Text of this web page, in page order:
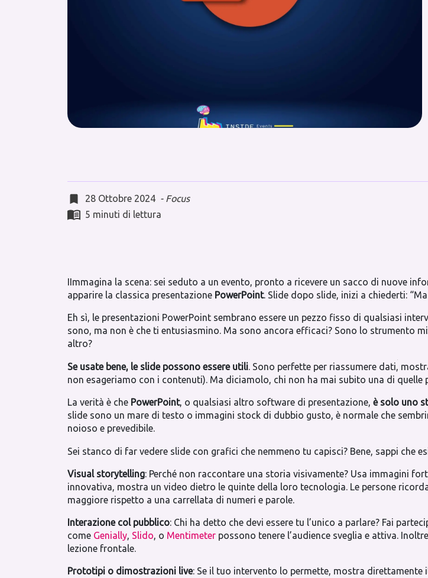
28 Ottobre 2024 - Focus
5 minuti di lettura
IImmagina la scena: sei seduto a un evento, pronto a ricevere un sacco di nuove
apparire la classica presentazione PowerPoint. Slide dopo slide, inizi a chiederti:
Eh sì, le presentazioni PowerPoint sembrano essere un pezzo fisso di qualsiasi
sono, ma non è che ti entusiasmino. Ma sono ancora efficaci? Sono lo strumento
altro?
Se usate bene, le slide possono essere utili. Sono perfette per riassumere dati,
non esageriamo con i contenuti). Ma diciamolo, chi non ha mai subito una di quelle
La verità è che PowerPoint, o qualsiasi altro software di presentazione, è solo uno
slide sono un mare di testo o immagini stock di dubbio gusto, è normale che
noioso e prevedibile.
Sei stanco di far vedere slide con grafici che nemmeno tu capisci? Bene, sappi che
Visual storytelling: Perché non raccontare una storia visivamente? Usa immagini
innovativa, mostra un video dietro le quinte della loro tecnologia. Le persone
maggiore rispetto a una carrellata di numeri e parole.
Interazione col pubblico: Chi ha detto che devi essere tu l’unico a parlare? Fai
come Genially, Slido, o Mentimeter possono tenere l’audience sveglia e attiva.
lezione frontale.
Prototipi o dimostrazioni live: Se il tuo intervento lo permette, mostra